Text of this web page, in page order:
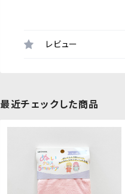
レビュー
最近チェックした商品